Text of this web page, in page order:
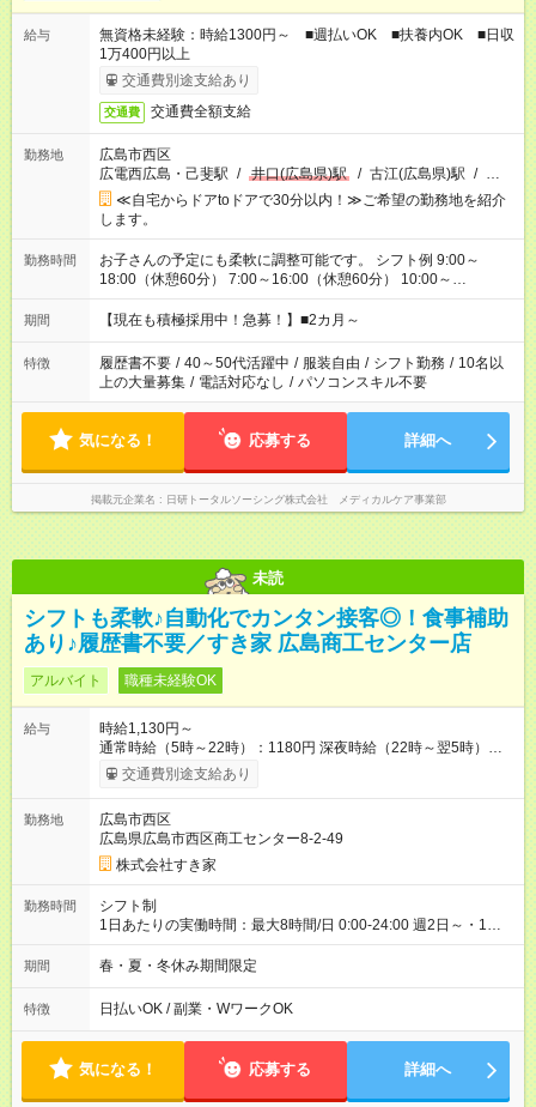
給与
無資格未経験：時給1300円～ ■週払いOK ■扶養内OK ■日収
1万400円以上
交通費別途支給あり
交通費 交通費全額支給
勤務地
広島市西区
広電西広島・己斐駅 / 井口(広島県)駅 / 古江(広島県)駅 / …
≪自宅からドアtoドアで30分以内！≫ご希望の勤務地を紹介
します。
勤務時間
お子さんの予定にも柔軟に調整可能です。 シフト例 9:00～
18:00（休憩60分） 7:00～16:00（休憩60分） 10:00～
19:00（休憩60分） ※Wワーク希望の方へ 今ご覧のお仕事で希
望する勤務時間と、もう1つのお仕事の勤務時間の合計が 週40
期間 【現在も積極採用中！急募！】■2カ月～
特徴 履歴書不要 / 40～50代活躍中 / 服装自由 / シフト勤務 / 10名以
上の大量募集 / 電話対応なし / パソコンスキル不要
気になる！ 応募する 詳細へ
掲載元企業名 日研トータルソーシング株式会社 メディカルケア事業部
未読
シフトも柔軟♪自動化でカンタン接客◎！食事補助
あり♪履歴書不要／すき家 広島商工センター店
アルバイト 職種未経験OK
給与
時給1,130円～
通常時給（5時～22時）：1180円 深夜時給（22時～翌5時）：
1500円 高校生時給：1130円 【特別手当】早朝手当（5：00-9：
00）時給+150円 【試用期間】試用期間あり 試用期間の長さ：1
30日（※条件変更なし）ですが、切り上げで一ヶ月とさせてい
ただきます。 研修制度あり：15時間(研修中も同時給）
交通費別途支給あり
勤務地
広島市西区
広島県広島市西区商工センター8-2-49
株式会社すき家
勤務時間
シフト制
1日あたりの実働時間：最大8時間/日 0:00-24:00 週2日～・1日
2h～OK ＜シフト例＞ 〇朝帯 5:00-9:00 〇昼帯 9:00-14:00 〇午
後帯 14:00-18:00 〇夜帯 18:00-22:00 〇深夜帯 22:00-翌5:00 基
ます♪
期間 春・夏・冬休み期間限定
特徴 日払いOK / 副業・WワークOK
気になる！ 応募する 詳細へ